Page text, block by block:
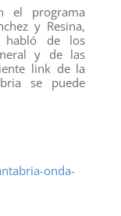
el programa
y Resina,
habló de los
y de las
link de la
se puede
onda-